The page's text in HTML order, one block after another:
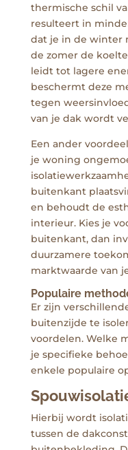
thermische schil
resulteert in
dat je in de winter
de zomer de
leidt tot lagere
beschermt deze
tegen
van je dak wordt
Een ander
je woning
buitenkant
en behoudt de
interieur. Kies je
buitenkant, dan
duurzamere
marktwaarde van
Populaire
Er zijn
buitenzijde te
voordelen. Welke
je specifieke
enkele populaire
Hierbij wordt
tussen de